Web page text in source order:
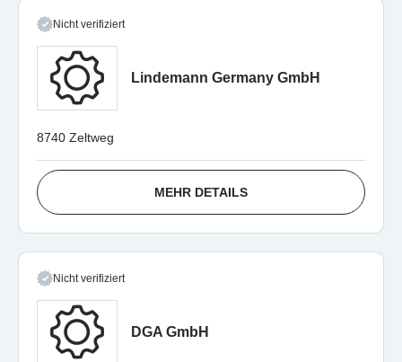
Nicht verifiziert
Lindemann Germany GmbH
8740 Zeltweg
MEHR DETAILS
Nicht verifiziert
DGA GmbH